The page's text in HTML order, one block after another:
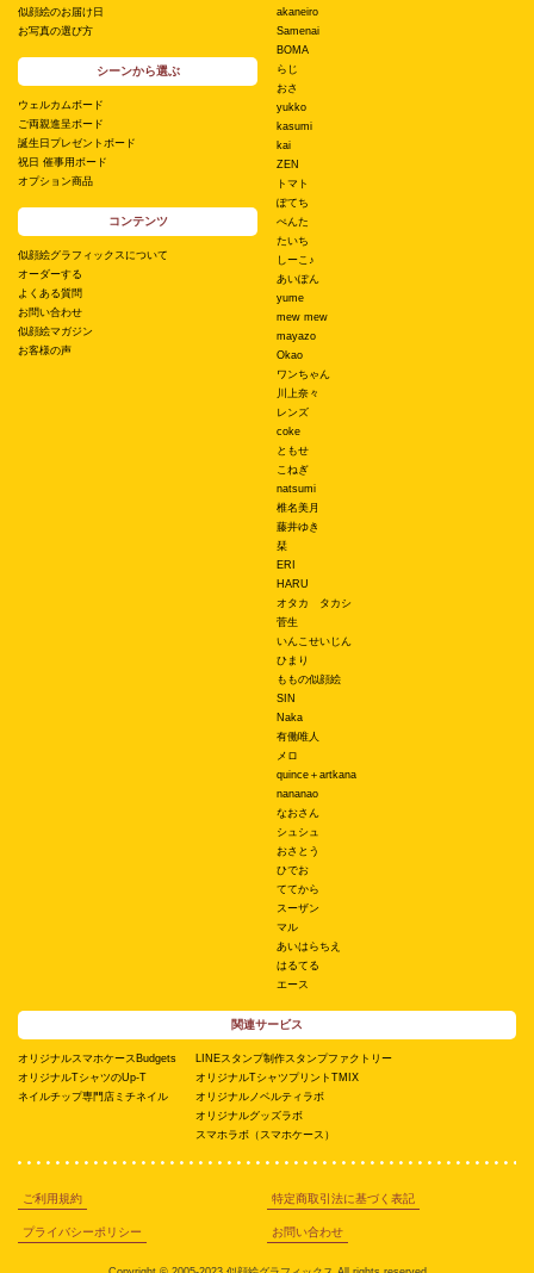
似顔絵のお届け日
お写真の選び方
シーンから選ぶ
ウェルカムボード
ご両親進呈ボード
誕生日プレゼントボード
祝日 催事用ボード
オプション商品
コンテンツ
似顔絵グラフィックスについて
オーダーする
よくある質問
お問い合わせ
似顔絵マガジン
お客様の声
akaneiro
Samenai
BOMA
らじ
おさ
yukko
kasumi
kai
ZEN
トマト
ぽてち
ぺんた
たいち
しーこ♪
あいぽん
yume
mew mew
mayazo
Okao
ワンちゃん
川上奈々
レンズ
coke
ともせ
こねぎ
natsumi
椎名美月
藤井ゆき
栞
ERI
HARU
オタカ タカシ
菅生
いんこせいじん
ひまり
ももの似顔絵
SIN
Naka
有働唯人
メロ
quince＋artkana
nananao
なおさん
シュシュ
おさとう
ひでお
ててから
スーザン
マル
あいはらちえ
はるてる
エース
関連サービス
オリジナルスマホケースBudgets
オリジナルTシャツのUp-T
ネイルチップ専門店ミチネイル
LINEスタンプ制作スタンプファクトリー
オリジナルTシャツプリントTMIX
オリジナルノベルティラボ
オリジナルグッズラボ
スマホラボ（スマホケース）
ご利用規約 特定商取引法に基づく表記
プライバシーポリシー お問い合わせ